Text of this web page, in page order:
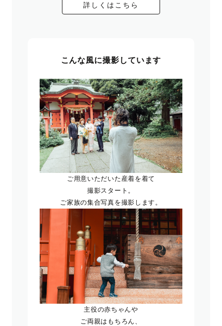
詳しくはこちら
こんな風に撮影しています
ご用意いただいた産着を着て
撮影スタート。
ご家族の集合写真を撮影します。
主役の赤ちゃんや
ご両親はもちろん、